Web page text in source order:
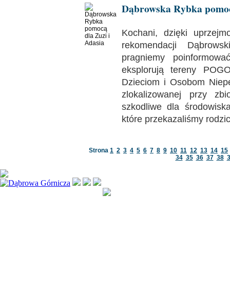
Dąbrowska Rybka
Kochani, dzięki
rekomendacji
pragniemy
eksplorują tereny
Dzieciom i Osobom
zlokalizowanej przy
szkodliwe dla
które przekazaliśmy
Strona 1 2 3 4 5 6 7 8 9 10 11 12 13 14 15
34 35 36 37 38